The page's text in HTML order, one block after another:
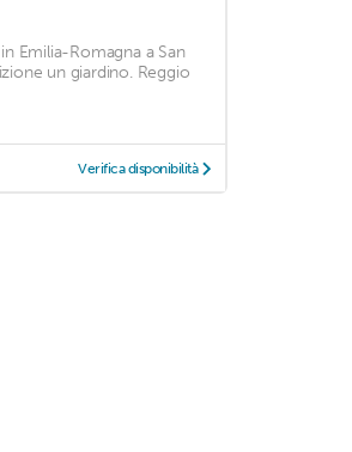
Emilia-Romagna a San
un giardino. Reggio
Verifica disponibilità